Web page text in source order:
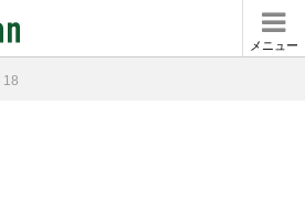
メニュー
18